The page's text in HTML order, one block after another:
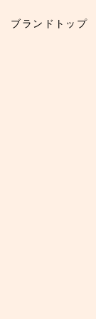
ブランドトップ